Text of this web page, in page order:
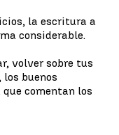
la escritura a
considerable.
volver sobre tus
buenos
comentan los